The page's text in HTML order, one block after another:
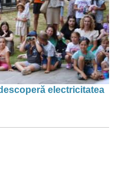
electricitatea